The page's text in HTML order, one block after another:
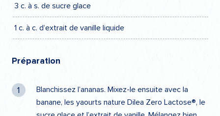
3 c. à s. de sucre glace
1 c. à c. d’extrait de vanille liquide
Préparation
Blanchissez l’ananas. Mixez-le ensuite avec la
banane, les yaourts nature Dilea Zero Lactose®, le